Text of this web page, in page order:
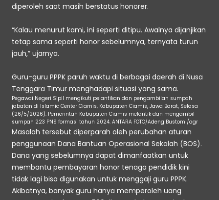
diperoleh saat masih berstatus honorer.
“Kalau menurut kami, ini seperti ditipu. Awalnya dijanjikan
tetap sama seperti honor sebelumnya, ternyata turun
jauh,” ujarnya.
Guru-guru PPPK paruh waktu di berbagai daerah di Nusa
Tenggara Timur menghadapi situasi yang sama.
Pegawai Negeri Sipil mengikuti pelantikan dan pengambilan sumpah
jabatan di Islamic Center Ciamis, Kabupaten Ciamis, Jawa Barat, Selasa
(26/5/2026). Pemerintah Kabupaten Ciamis melantik dan mengambil
sumpah 223 PNS formasi tahun 2024. ANTARA FOTO/Adeng Bustomi/agr
Masalah tersebut diperparah oleh perubahan aturan
penggunaan Dana Bantuan Operasional Sekolah (BOS).
Dana yang sebelumnya dapat dimanfaatkan untuk
membantu pembayaran honor tenaga pendidik kini
tidak lagi bisa digunakan untuk menggaji guru PPPK.
Akibatnya, banyak guru hanya memperoleh uang